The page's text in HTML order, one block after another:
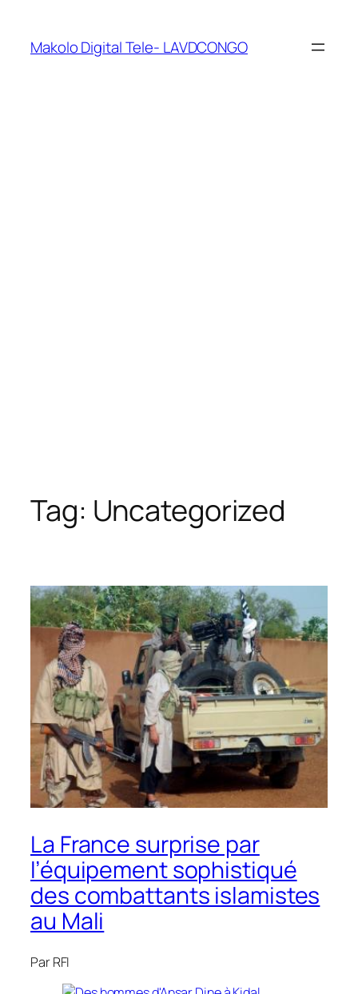
Makolo Digital Tele- LAVDCONGO
Tag: Uncategorized
La France surprise par
l’équipement sophistiqué
des combattants islamistes
au Mali
Par RFI